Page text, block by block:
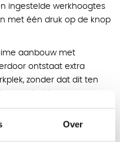
Over
ingestelde werkhoogtes
met één druk op de knop
aanbouw met
ontstaat extra
zonder dat dit ten
van het bureau.